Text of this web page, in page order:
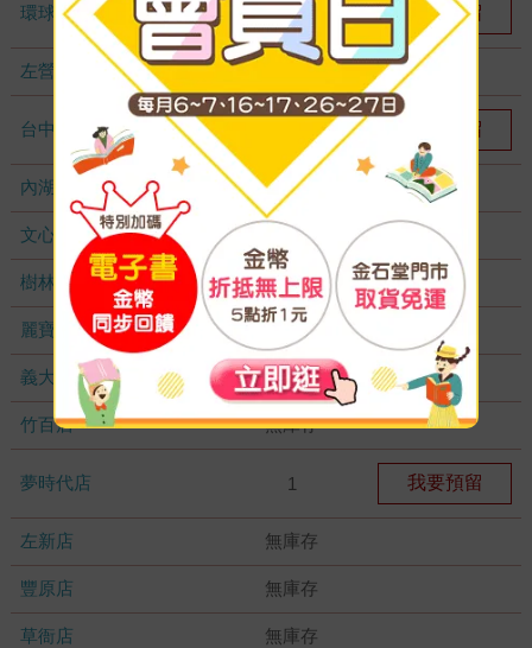
環球店 1 我要預留
左營店 無庫存
台中秀泰店 我要預留
內湖大潤發 無庫存
文心店 無庫存
樹林店 無庫存
麗寶店 無庫存
義大店 無庫存
竹百店 無庫存
夢時代店 1 我要預留
左新店 無庫存
豐原店 無庫存
草衙店 無庫存